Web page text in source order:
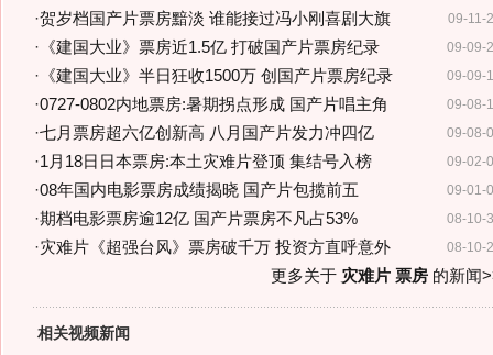
09-11-
·贺岁档国产片票房黯淡 谁能接过冯小刚喜剧大旗
09-09-
· 《建国大业》票房近1.5亿 打破国产片票房纪录
09-09-
· 《建国大业》半日狂收1500万 创国产片票房纪录
09-08-
·0727-0802内地票房:暑期拐点形成 国产片唱主角
09-08-
·七月票房超六亿创新高 八月国产片发力冲四亿
09-02-
·1月18日日本票房:本土灾难片登顶 集结号入榜
09-01-
·08年国内电影票房成绩揭晓 国产片包揽前五
08-10-
·期档电影票房逾12亿 国产片票房不凡占53%
08-10-
·灾难片《超强台风》票房破千万 投资方直呼意外
更多关于 灾难片 票房的新闻
相关视频新闻